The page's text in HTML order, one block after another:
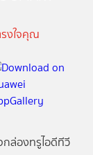
งใจคุณ
กล่องทรูไอดีทีวี